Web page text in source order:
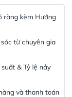
ràng kèm Hướng
từ chuyên gia
& Tỷ lệ nảy
và thanh toán